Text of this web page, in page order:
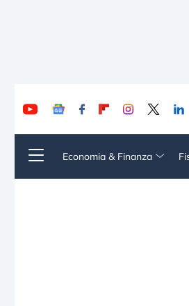
Economia & Finanza